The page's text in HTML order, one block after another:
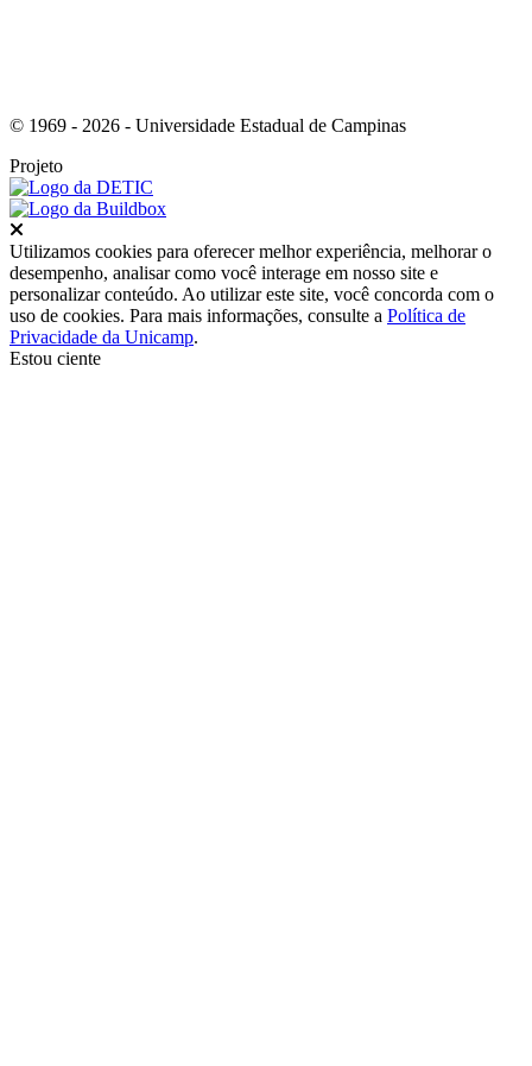
© 1969 - 2026 - Universidade Estadual de Campinas
Projeto
Utilizamos cookies para oferecer melhor experiência, melhorar o
desempenho, analisar como você interage em nosso site e
personalizar conteúdo. Ao utilizar este site, você concorda com o
uso de cookies. Para mais informações, consulte a Política de
Privacidade da Unicamp.
Estou ciente